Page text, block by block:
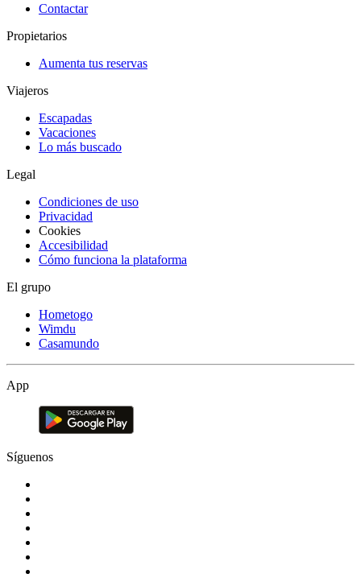
Contactar
Propietarios
Aumenta tus reservas
Viajeros
Escapadas
Vacaciones
Lo más buscado
Legal
Condiciones de uso
Privacidad
Cookies
Accesibilidad
Cómo funciona la plataforma
El grupo
Hometogo
Wimdu
Casamundo
App
Síguenos